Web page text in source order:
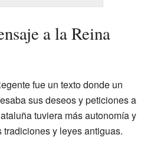
a la Reina
fue un texto donde un
sus deseos y peticiones a
tuviera más autonomía y
y leyes antiguas.